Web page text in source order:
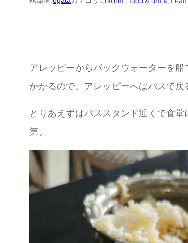
アレッピーからバックウォーターを
かかるので、アレッピーへはバスで戻
とりあえずはバススタンド近くで食
第。